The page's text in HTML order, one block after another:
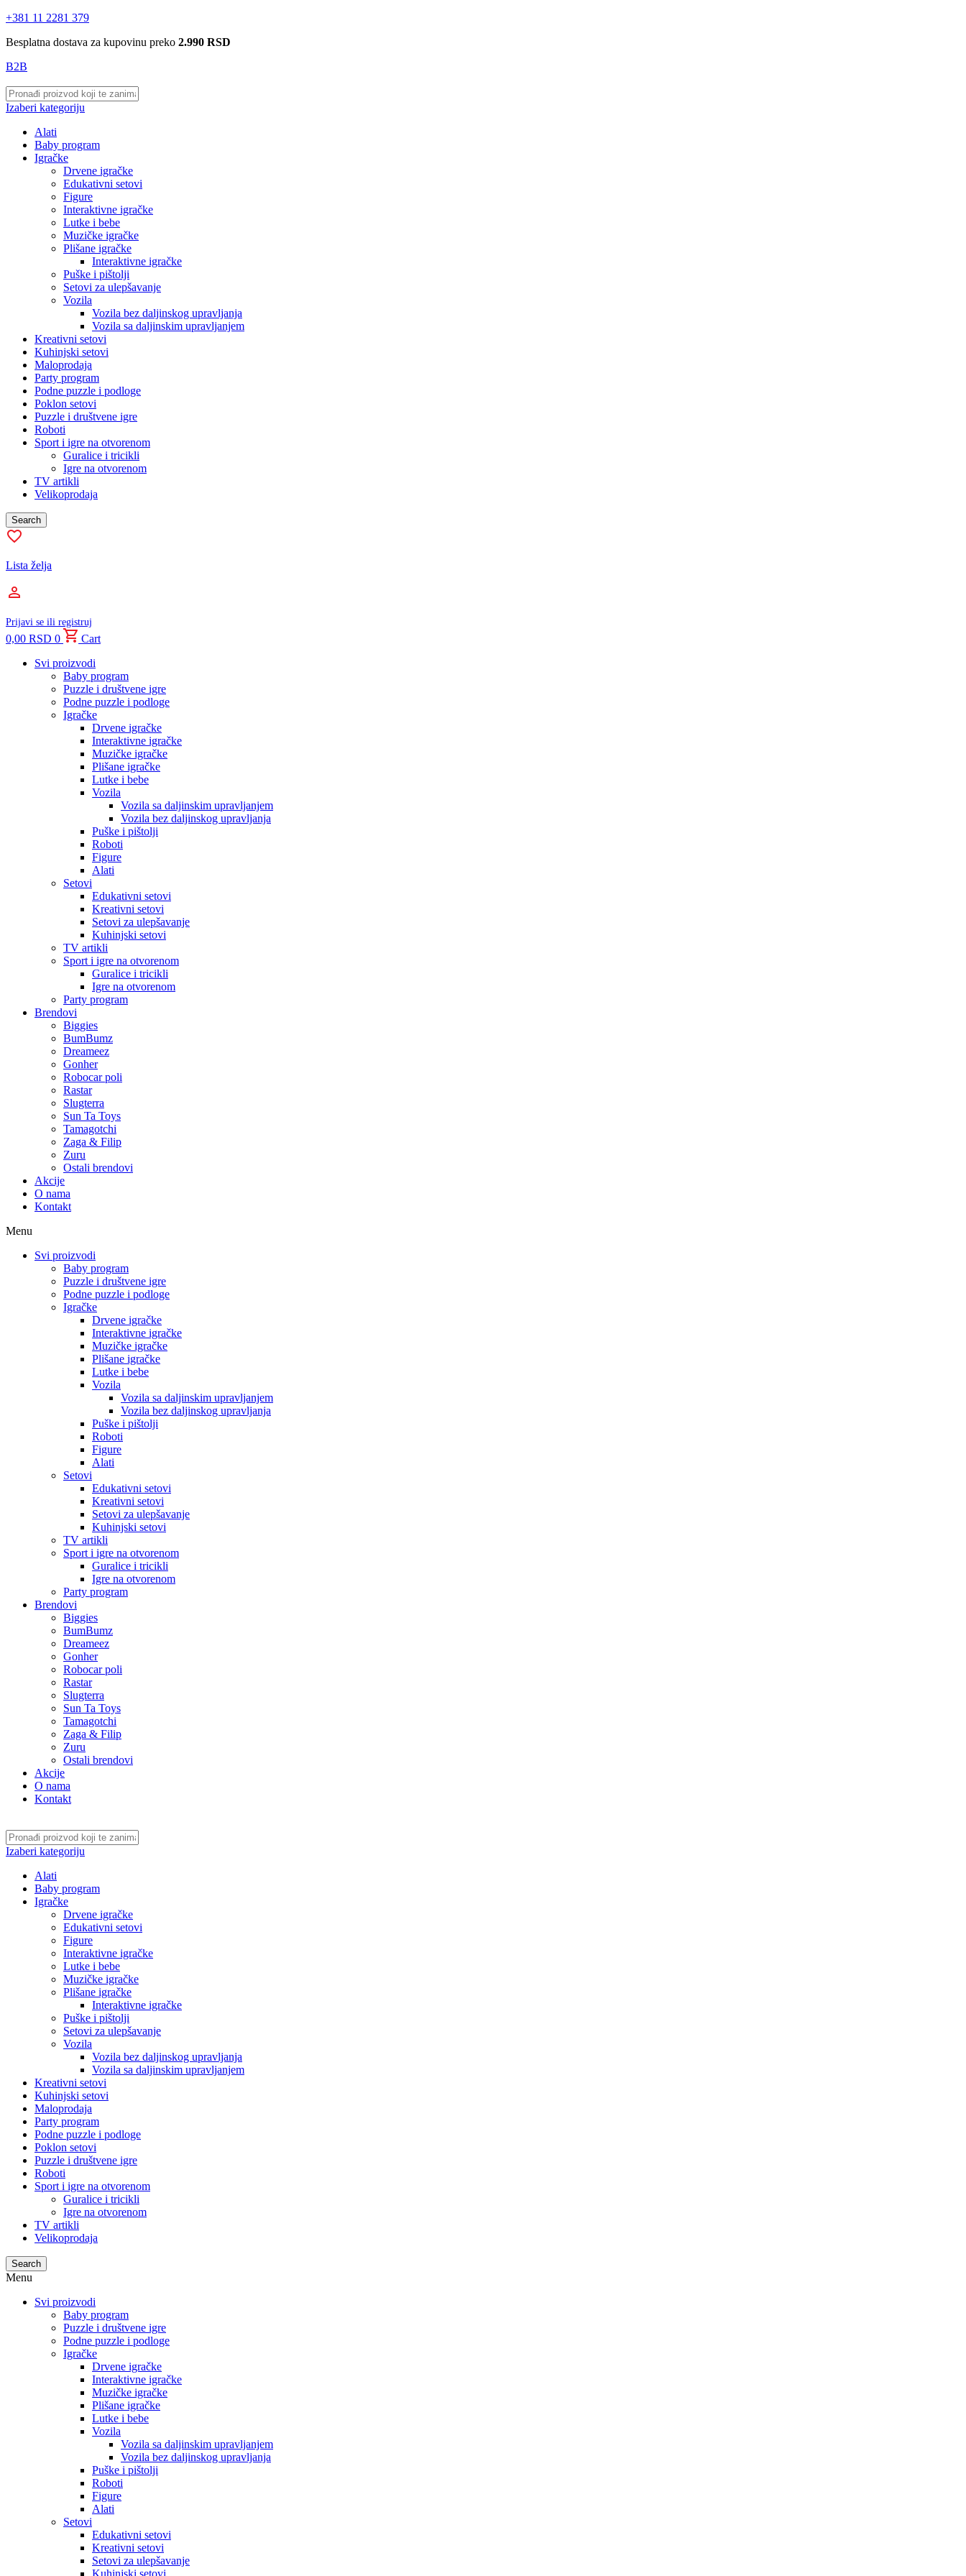
+381 11 2281 379
Besplatna dostava za kupovinu preko 2.990 RSD
B2B
Izaberi kategoriju
Alati
Baby program
Igračke
Drvene igračke
Edukativni setovi
Figure
Interaktivne igračke
Lutke i bebe
Muzičke igračke
Plišane igračke
Interaktivne igračke
Puške i pištolji
Setovi za ulepšavanje
Vozila
Vozila bez daljinskog upravljanja
Vozila sa daljinskim upravljanjem
Kreativni setovi
Kuhinjski setovi
Maloprodaja
Party program
Podne puzzle i podloge
Poklon setovi
Puzzle i društvene igre
Roboti
Sport i igre na otvorenom
Guralice i tricikli
Igre na otvorenom
TV artikli
Velikoprodaja
Search
Lista želja
Prijavi se ili registruj
0,00 RSD 0
Cart
Svi proizvodi
Baby program
Puzzle i društvene igre
Podne puzzle i podloge
Igračke
Drvene igračke
Interaktivne igračke
Muzičke igračke
Plišane igračke
Lutke i bebe
Vozila
Vozila sa daljinskim upravljanjem
Vozila bez daljinskog upravljanja
Puške i pištolji
Roboti
Figure
Alati
Setovi
Edukativni setovi
Kreativni setovi
Setovi za ulepšavanje
Kuhinjski setovi
TV artikli
Sport i igre na otvorenom
Guralice i tricikli
Igre na otvorenom
Party program
Brendovi
Biggies
BumBumz
Dreameez
Gonher
Robocar poli
Rastar
Slugterra
Sun Ta Toys
Tamagotchi
Zaga & Filip
Zuru
Ostali brendovi
Akcije
O nama
Kontakt
Menu
Svi proizvodi
Baby program
Puzzle i društvene igre
Podne puzzle i podloge
Igračke
Drvene igračke
Interaktivne igračke
Muzičke igračke
Plišane igračke
Lutke i bebe
Vozila
Vozila sa daljinskim upravljanjem
Vozila bez daljinskog upravljanja
Puške i pištolji
Roboti
Figure
Alati
Setovi
Edukativni setovi
Kreativni setovi
Setovi za ulepšavanje
Kuhinjski setovi
TV artikli
Sport i igre na otvorenom
Guralice i tricikli
Igre na otvorenom
Party program
Brendovi
Biggies
BumBumz
Dreameez
Gonher
Robocar poli
Rastar
Slugterra
Sun Ta Toys
Tamagotchi
Zaga & Filip
Zuru
Ostali brendovi
Akcije
O nama
Kontakt
Izaberi kategoriju
Alati
Baby program
Igračke
Drvene igračke
Edukativni setovi
Figure
Interaktivne igračke
Lutke i bebe
Muzičke igračke
Plišane igračke
Interaktivne igračke
Puške i pištolji
Setovi za ulepšavanje
Vozila
Vozila bez daljinskog upravljanja
Vozila sa daljinskim upravljanjem
Kreativni setovi
Kuhinjski setovi
Maloprodaja
Party program
Podne puzzle i podloge
Poklon setovi
Puzzle i društvene igre
Roboti
Sport i igre na otvorenom
Guralice i tricikli
Igre na otvorenom
TV artikli
Velikoprodaja
Search
Menu
Svi proizvodi
Baby program
Puzzle i društvene igre
Podne puzzle i podloge
Igračke
Drvene igračke
Interaktivne igračke
Muzičke igračke
Plišane igračke
Lutke i bebe
Vozila
Vozila sa daljinskim upravljanjem
Vozila bez daljinskog upravljanja
Puške i pištolji
Roboti
Figure
Alati
Setovi
Edukativni setovi
Kreativni setovi
Setovi za ulepšavanje
Kuhinjski setovi